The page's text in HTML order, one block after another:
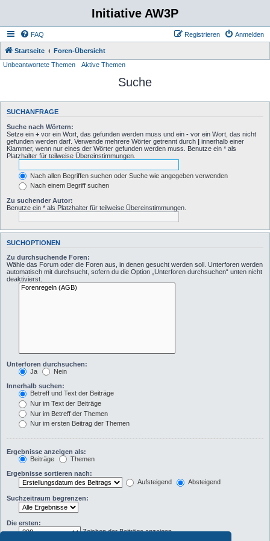
Initiative AW3P
FAQ Anmelden
Registrieren
Startseite
Foren-Übersicht
Unbeantwortete Themen
Aktive Themen
Suche
SUCHANFRAGE
Suche nach Wörtern:
Setze ein + vor ein Wort, das gefunden werden muss und ein - vor ein Wort, das nicht
gefunden werden darf. Verwende mehrere Wörter getrennt durch | innerhalb einer
Klammer, wenn nur eines der Wörter gefunden werden muss. Benutze ein * als
Platzhalter für teilweise Übereinstimmungen.
Nach allen Begriffen suchen oder Suche wie angegeben verwenden
Nach einem Begriff suchen
Zu suchender Autor:
Benutze ein * als Platzhalter für teilweise Übereinstimmungen.
SUCHOPTIONEN
Zu durchsuchende Foren:
Wähle das Forum oder die Foren aus, in denen gesucht werden soll. Unterforen werden
automatisch mit durchsucht, sofern du die Option „Unterforen durchsuchen“ unten nicht
deaktivierst.
Unterforen durchsuchen:
Ja
Nein
Innerhalb suchen:
Betreff und Text der Beiträge
Nur im Text der Beiträge
Nur im Betreff der Themen
Nur im ersten Beitrag der Themen
Ergebnisse anzeigen als:
Beiträge
Themen
Ergebnisse sortieren nach:
Aufsteigend
Absteigend
Suchzeitraum begrenzen:
Die ersten:
Zeichen der Beiträge anzeigen